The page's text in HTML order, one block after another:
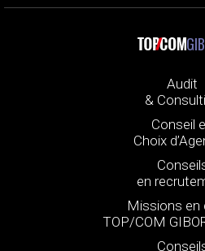
Audit
&
Conseil
Choix
en
Missions en
TOP/COM